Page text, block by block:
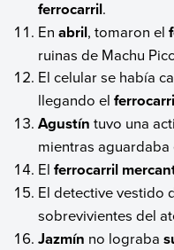
ferrocarril.
Enabril, tomaron el
ruinas de Machu
El celular se había
llegando el
Agustín tuvo una
mientras
Elferrocarril
El detective vestido
sobrevivientes del
Jazmín no lograba